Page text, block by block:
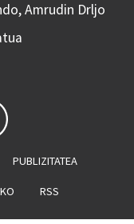
Amrudin Drljo
PUBLIZITATEA
RSS